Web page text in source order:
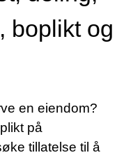
boplikt og
en eiendom?
på
tillatelse til å